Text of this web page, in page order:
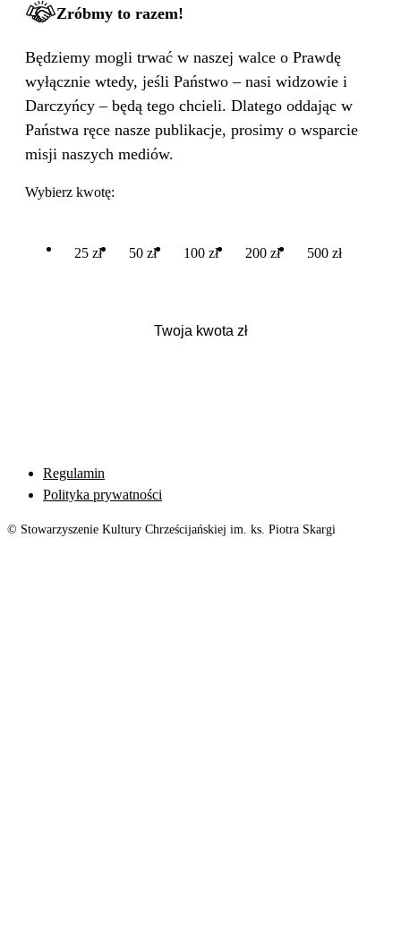
Zróbmy to razem!
Będziemy mogli trwać w naszej walce o Prawdę
wyłącznie wtedy, jeśli Państwo – nasi widzowie i
Darczyńcy – będą tego chcieli. Dlatego oddając w
Państwa ręce nasze publikacje, prosimy o wsparcie
misji naszych mediów.
Wybierz kwotę:
25 zł 50 zł 100 zł 200 zł 500 zł
Regulamin
Polityka prywatności
© Stowarzyszenie Kultury Chrześcijańskiej im. ks. Piotra Skargi